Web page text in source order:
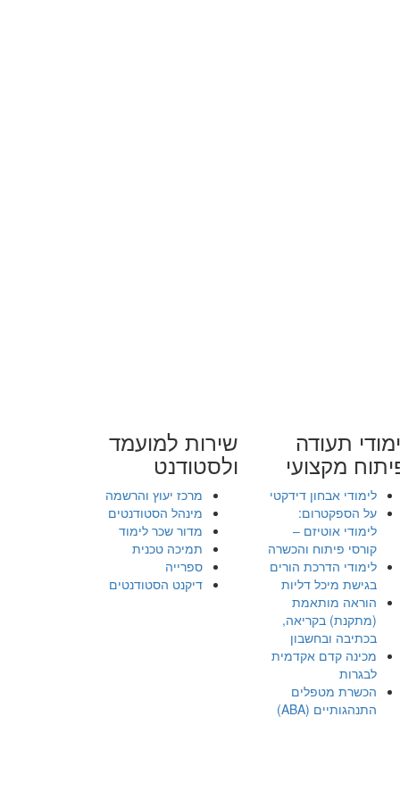
תעודה
מקצועי
לימודי אבחון דידקטי
על הספקטרום:
לימודי אוטיזם –
קורסי פיתוח והכשרה
לימודי הדרכת הורים
בגישת מיכל דליות
הוראה מותאמת
(מתקנת) בקריאה,
בכתיבה ובחשבון
מכינה קדם אקדמית
לבגרות
הכשרת מטפלים
התנהגותיים (ABA)
שירות למועמד
ולסטודנט
מרכז יעוץ והרשמה
מינהל הסטודנטים
מדור שכר לימוד
תמיכה טכנית
ספרייה
דיקנט הסטודנטים